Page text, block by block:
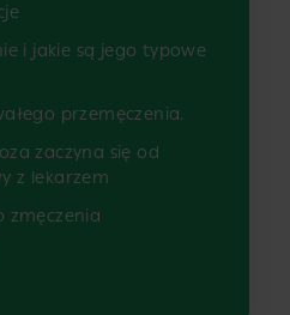
i jakie są jego typowe
przemęczenia.
zaczyna się od
z lekarzem
zmęczenia